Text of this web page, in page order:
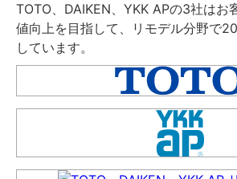
TOTO、DAIKEN、YKK APの3社はお
値向上を目指して、リモデル分野で
しています。